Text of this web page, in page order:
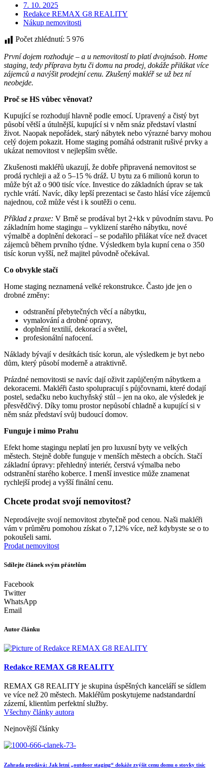
7. 10. 2025
Redakce REMAX G8 REALITY
Nákup nemovitosti
Počet zhlédnutí: 5 976
První dojem rozhoduje – a u nemovitostí to platí dvojnásob. Home
staging, tedy příprava bytu či domu na prodej, dokáže přilákat více
zájemců a navýšit prodejní cenu. Zkušený makléř se už bez ní
neobejde.
Proč se HS vůbec věnovat?
Kupující se rozhodují hlavně podle emocí. Upravený a čistý byt
působí větší a útulnější, kupující si v něm snáz představí vlastní
život. Naopak nepořádek, starý nábytek nebo výrazné barvy mohou
celý dojem pokazit. Home staging pomáhá odstranit rušivé prvky a
ukázat nemovitost v nejlepším světle.
Zkušenosti makléřů ukazují, že dobře připravená nemovitost se
prodá rychleji a až o 5–15 % dráž. U bytu za 6 milionů korun to
může být až o 900 tisíc více. Investice do základních úprav se tak
rychle vrátí. Navíc, díky lepší prezentaci se často hlásí více zájemců
najednou, což může vést i k soutěži o cenu.
Příklad z praxe: V Brně se prodával byt 2+kk v původním stavu. Po
základním home stagingu – vyklizení starého nábytku, nové
výmalbě a doplnění dekorací – se podařilo přilákat více než dvacet
zájemců během prvního týdne. Výsledkem byla kupní cena o 350
tisíc korun vyšší, než majitel původně očekával.
Co obvykle stačí
Home staging neznamená velké rekonstrukce. Často jde jen o
drobné změny:
odstranění přebytečných věcí a nábytku,
vymalování a drobné opravy,
doplnění textilií, dekorací a světel,
profesionální nafocení.
Náklady bývají v desítkách tisíc korun, ale výsledkem je byt nebo
dům, který působí moderně a atraktivně.
Prázdné nemovitosti se navíc dají oživit zapůjčeným nábytkem a
dekoracemi. Makléři často spolupracují s půjčovnami, které dodají
postel, sedačku nebo kuchyňský stůl – jen na oko, ale výsledek je
přesvědčivý. Díky tomu prostor nepůsobí chladně a kupující si v
něm snáz představí svůj budoucí domov.
Funguje i mimo Prahu
Efekt home stagingu neplatí jen pro luxusní byty ve velkých
městech. Stejně dobře funguje v menších městech a obcích. Stačí
základní úpravy: přehledný interiér, čerstvá výmalba nebo
odstranění starého koberce. I menší investice může znamenat
rychlejší prodej a vyšší finální cenu.
Chcete prodat svojí nemovitost?
Neprodávejte svojí nemovitost zbytečně pod cenou. Naši makléři
vám v průměru pomohou získat o 7,12% více, než kdybyste se o to
pokoušeli sami.
Prodat nemovitost
Sdílejte článek svým přátelům
Facebook
Twitter
WhatsApp
Email
Autor článku
Redakce REMAX G8 REALITY
REMAX G8 REALITY je skupina úspěšných kanceláří se sídlem
ve více než 20 městech. Makléřům poskytujeme nadstandardní
zázemí, klientům perfektní služby.
Všechny články autora
Nejnovější články
Zahrada prodává: Jak letní „outdoor staging“ dokáže zvýšit cenu domu o stovky tisíc